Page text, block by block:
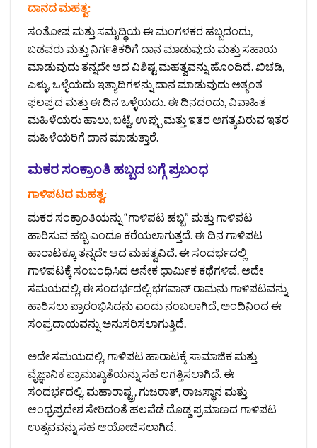
ದಾನದ ಮಹತ್ವ:
ಸಂತೋಷ ಮತ್ತು ಸಮೃದ್ಧಿಯ ಈ ಮಂಗಳಕರ ಹಬ್ಬದಂದು,
ಬಡವರು ಮತ್ತು ನಿರ್ಗತಿಕರಿಗೆ ದಾನ ಮಾಡುವುದು ಮತ್ತು ಸಹಾಯ
ಮಾಡುವುದು ತನ್ನದೇ ಆದ ವಿಶಿಷ್ಟ ಮಹತ್ವವನ್ನು ಹೊಂದಿದೆ. ಖಿಚಡಿ,
ಎಳ್ಳು, ಒಳ್ಳೆಯದು ಇತ್ಯಾದಿಗಳನ್ನು ದಾನ ಮಾಡುವುದು ಅತ್ಯಂತ
ಫಲಪ್ರದ ಮತ್ತು ಈ ದಿನ ಒಳ್ಳೆಯದು. ಈ ದಿನದಂದು, ವಿವಾಹಿತ
ಮಹಿಳೆಯರು ಹಾಲು, ಬಟ್ಟೆ, ಉಪ್ಪು ಮತ್ತು ಇತರ ಅಗತ್ಯವಿರುವ ಇತರ
ಮಹಿಳೆಯರಿಗೆ ದಾನ ಮಾಡುತ್ತಾರೆ.
ಮಕರ ಸಂಕ್ರಾಂತಿ ಹಬ್ಬದ ಬಗ್ಗೆ ಪ್ರಬಂಧ
ಗಾಳಿಪಟದ ಮಹತ್ವ:
ಮಕರ ಸಂಕ್ರಾಂತಿಯನ್ನು “ಗಾಳಿಪಟ ಹಬ್ಬ” ಮತ್ತು ಗಾಳಿಪಟ
ಹಾರಿಸುವ ಹಬ್ಬ ಎಂದೂ ಕರೆಯಲಾಗುತ್ತದೆ. ಈ ದಿನ ಗಾಳಿಪಟ
ಹಾರಾಟಕ್ಕೂ ತನ್ನದೇ ಆದ ಮಹತ್ವವಿದೆ. ಈ ಸಂದರ್ಭದಲ್ಲಿ
ಗಾಳಿಪಟಕ್ಕೆ ಸಂಬಂಧಿಸಿದ ಅನೇಕ ಧಾರ್ಮಿಕ ಕಥೆಗಳಿವೆ. ಅದೇ
ಸಮಯದಲ್ಲಿ, ಈ ಸಂದರ್ಭದಲ್ಲಿ ಭಗವಾನ್ ರಾಮನು ಗಾಳಿಪಟವನ್ನು
ಹಾರಿಸಲು ಪ್ರಾರಂಭಿಸಿದನು ಎಂದು ನಂಬಲಾಗಿದೆ, ಅಂದಿನಿಂದ ಈ
ಸಂಪ್ರದಾಯವನ್ನು ಅನುಸರಿಸಲಾಗುತ್ತಿದೆ.
ಅದೇ ಸಮಯದಲ್ಲಿ, ಗಾಳಿಪಟ ಹಾರಾಟಕ್ಕೆ ಸಾಮಾಜಿಕ ಮತ್ತು
ವೈಜ್ಞಾನಿಕ ಪ್ರಾಮುಖ್ಯತೆಯನ್ನು ಸಹ ಲಗತ್ತಿಸಲಾಗಿದೆ. ಈ
ಸಂದರ್ಭದಲ್ಲಿ, ಮಹಾರಾಷ್ಟ್ರ, ಗುಜರಾತ್, ರಾಜಸ್ಥಾನ ಮತ್ತು
ಆಂಧ್ರಪ್ರದೇಶ ಸೇರಿದಂತೆ ಹಲವೆಡೆ ದೊಡ್ಡ ಪ್ರಮಾಣದ ಗಾಳಿಪಟ
ಉತ್ಸವವನ್ನು ಸಹ ಆಯೋಜಿಸಲಾಗಿದೆ.